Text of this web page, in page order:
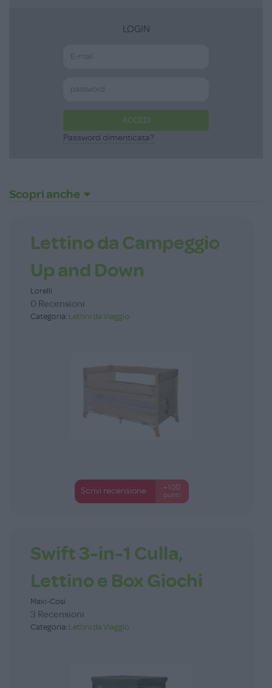
LOGIN
ACCEDI
Password dimenticata?
Scopri anche
Lettino da Campeggio
Up and Down
Lorelli
0 Recensioni
Categoria: Lettini da Viaggio
Scrivi recensione
+100
punti
Swift 3-in-1 Culla,
Lettino e Box Giochi
Maxi-Cosi
3 Recensioni
Categoria: Lettini da Viaggio